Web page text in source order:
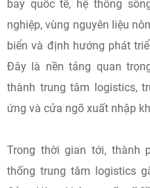
biểu tại hội thảo khoa học Phát
Theo lãnh đạo UBND
không gian phát triển rộng